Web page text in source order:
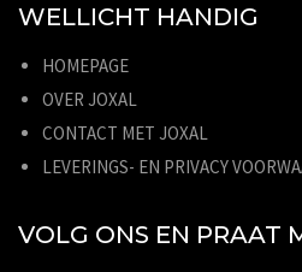
WELLICHT HANDIG
HOMEPAGE
OVER JOXAL
CONTACT MET JOXAL
LEVERINGS- EN PRIVACY
VOLG ONS EN PRAAT